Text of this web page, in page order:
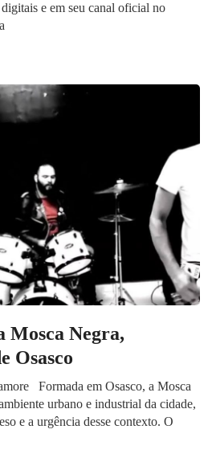
e em seu canal oficial no
Mosca Negra,
Osasco
Formada em Osasco, a Mosca
urbano e industrial da cidade,
e a urgência desse contexto. O